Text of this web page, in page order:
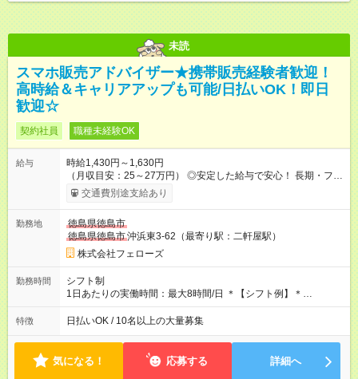
未読
スマホ販売アドバイザー★携帯販売経験者歓迎！
高時給＆キャリアアップも可能/日払いOK！即日
歓迎☆
契約社員 職種未経験OK
給与
時給1,430円～1,630円
（月収目安：25～27万円） ◎安定した給与で安心！ 長期・フル
タイムで勤務いただける方にお越しいただきたいと思っていま
す。シフトが削られることはないので、安定した給与が入りま
たいという人もいると思います。このあたりは柔軟に対応する
ので、お気軽にご相談ください！ ※2ヶ月の試用期間がありま
す。その間の給与・待遇に変更はありません。 【試用期間】試
用期間あり 試用期間の長さ：2ヶ月 雇用形態、給与は本採用時
と同じです。
交通費別途支給あり
勤務地
徳島県徳島市
徳島県徳島市沖浜東3-62（最寄り駅：二軒屋駅）
株式会社フェローズ
勤務時間
シフト制
1日あたりの実働時間：最大8時間/日 ＊【シフト例】＊
(1) 10:00～19:00 (2) 11:00～20:00 (3) 12:00～21:00 など ◎
いずれも実働8時間・休憩1時間です。中抜けシフトなどはあり
たい」などあれば相談に応じますのでおっしゃってください！
特徴 日払いOK / 10名以上の大量募集
気になる！ 応募する 詳細へ